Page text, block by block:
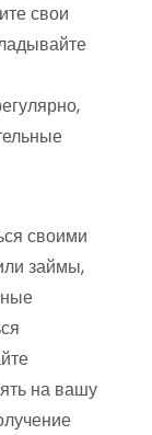
свои
своими
займы,
на вашу